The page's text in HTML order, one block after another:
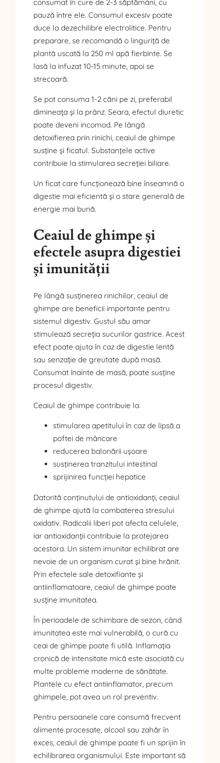
consumat în cure de 2-3 săptămâni, cu
pauză între ele. Consumul excesiv poate
duce la dezechilibre electrolitice. Pentru
preparare, se recomandă o linguriță de
plantă uscată la 250 ml apă fierbinte. Se
lasă la infuzat 10-15 minute, apoi se
strecoară.
Se pot consuma 1-2 căni pe zi, preferabil
dimineața și la prânz. Seara, efectul diuretic
poate deveni incomod. Pe lângă
detoxifierea prin rinichi, ceaiul de ghimpe
susține și ficatul. Substanțele active
contribuie la stimularea secreției biliare.
Un ficat care funcționează bine înseamnă o
digestie mai eficientă și o stare generală de
energie mai bună.
Ceaiul de ghimpe și
efectele asupra digestiei
și imunității
Pe lângă susținerea rinichilor, ceaiul de
ghimpe are beneficii importante pentru
sistemul digestiv. Gustul său amar
stimulează secreția sucurilor gastrice. Acest
efect poate ajuta în caz de digestie lentă
sau senzație de greutate după masă.
Consumat înainte de masă, poate susține
procesul digestiv.
Ceaiul de ghimpe contribuie la:
stimularea apetitului în caz de lipsă a
poftei de mâncare
reducerea balonării ușoare
susținerea tranzitului intestinal
sprijinirea funcției hepatice
Datorită conținutului de antioxidanți, ceaiul
de ghimpe ajută la combaterea stresului
oxidativ. Radicalii liberi pot afecta celulele,
iar antioxidanții contribuie la protejarea
acestora. Un sistem imunitar echilibrat are
nevoie de un organism curat și bine hrănit.
Prin efectele sale detoxifiante și
antiinflamatoare, ceaiul de ghimpe poate
susține imunitatea.
În perioadele de schimbare de sezon, când
imunitatea este mai vulnerabilă, o cură cu
ceai de ghimpe poate fi utilă. Inflamația
cronică de intensitate mică este asociată cu
multe probleme moderne de sănătate.
Plantele cu efect antiinflamator, precum
ghimpele, pot avea un rol preventiv.
Pentru persoanele care consumă frecvent
alimente procesate, alcool sau zahăr în
exces, ceaiul de ghimpe poate fi un sprijin în
echilibrarea organismului. Este important să